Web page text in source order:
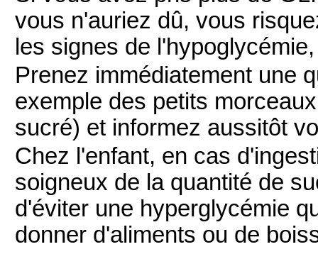
vous n'auriez dû, vous
les signes de
Prenez immédiatement une
exemple des petits
sucré) et informez aussitôt
Chez l'enfant, en cas
soigneux de la quantité de
d'éviter une hyperglycémie
donner d'aliments ou de